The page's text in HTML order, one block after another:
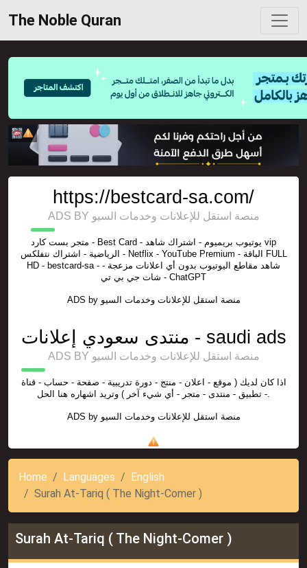
The Noble Quran
https://bestcard-sa.com/
ADS BY منصة استقل للإعلانات وخدمات السيو
متجر بست كارد - Best Card - يوتيوب بريميوم - اشتراك شاهد vip
الرياضية - اشتراك نتفلكس - Netflix - YouTube Premium - الباقة FULL
HD - bestcard-sa - شاهد مقاطع اليوتيوب بدون أي اعلانات مزعجة -
شات جي بي تي - ChatGPT
ADS by منصة استقل للإعلانات وخدمات السيو
منتدى سعودي إعلانات - saudi ads
ADS BY منصة استقل للإعلانات وخدمات السيو
اذا كان لديك ( موقع - اعلان - منتج - دورة تدريبية - صفحة - حساب - قناة
- تطبيق - منتدى - متجر - أي شيء آخر ) وتريد اشهاره هنا الحل.
ADS by منصة استقل للإعلانات وخدمات السيو
Home Languages
English
Surah At-Tariq ( The Night-Comer )
Surah At-Tariq ( The Night-Comer )